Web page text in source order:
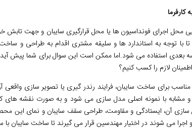
محل اجرای فونداسیون ها یا محل قرارگیری سایبان و جهت
با توجه به استاندارد ها و سلیقه مشتری اقدام به طراحی و
سه بعدی استفاده می شود.اما ممکن است این سوال برای شما پیش
لازم را کسب کنیم؟
برای ساخت سایبان، فرایند رندر گیری یا تصویر سازی واقعی
مشابه با نمونه اصلی مدل سازی می شود و به صورت نقشه های
سازی آن، ایستادگی و مقاومت، طراحی سقف سایبان و نمای این
می شوند در اختیار مهندسین قرار می گیرند تا ساخت سایبان با